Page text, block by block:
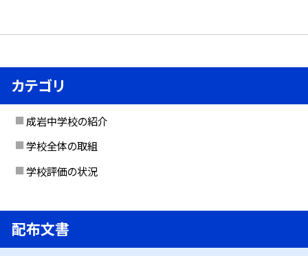
カテゴリ
成岩中学校の紹介
学校全体の取組
学校評価の状況
配布文書